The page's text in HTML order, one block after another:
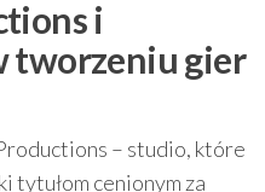
i
tworzeniu gier
– studio, które
tytułom cenionym za